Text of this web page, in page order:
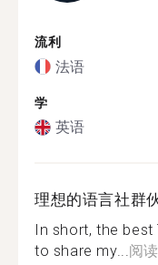
流利
法语
学
英语
理想的语言社群
In short, the best
to share my...阅